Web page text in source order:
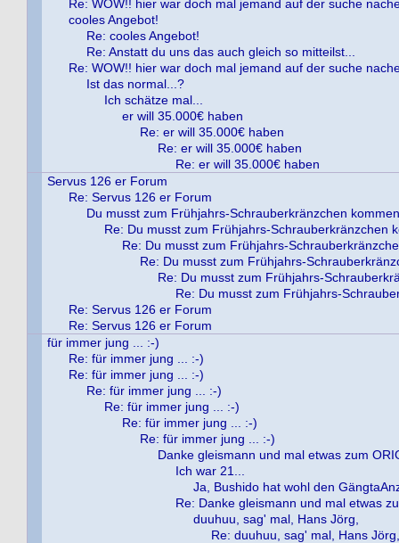
Re: WOW!! hier war doch mal jemand auf der suche
cooles Angebot!
Re: cooles Angebot!
Re: Anstatt du uns das auch gleich so mitteilst...
Re: WOW!! hier war doch mal jemand auf der suche
Ist das normal...?
Ich schätze mal...
er will 35.000€ haben
Re: er will 35.000€ haben
Re: er will 35.000€ haben
Re: er will 35.000€ haben
Servus 126 er Forum
Re: Servus 126 er Forum
Du musst zum Frühjahrs-Schrauberkränzchen
Re: Du musst zum Frühjahrs-Schrauberkränzchen
Re: Du musst zum Frühjahrs-
Re: Du musst zum Frühjahrs-
Re: Du musst zum Frühjahrs-
Re: Du musst zum Frühjahrs-
Re: Servus 126 er Forum
Re: Servus 126 er Forum
für immer jung ... :-)
Re: für immer jung ... :-)
Re: für immer jung ... :-)
Re: für immer jung ... :-)
Re: für immer jung ... :-)
Re: für immer jung ... :-)
Re: für immer jung ... :-)
Danke gleismann und mal etwas zum
Ich war 21...
Ja, Bushido hat wohl den
Re: Danke gleismann und mal etwas
duuhuu, sag' mal, Hans Jörg,
Re: duuhuu, sag' mal, Hans Jörg,